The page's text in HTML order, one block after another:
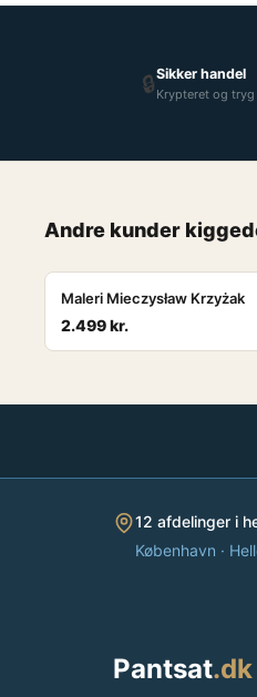
🔒Sikker handel
Krypteret og tryg
Andre kunder
Maleri Mieczysław Krzyżak
2.499 kr.
12 afdelinger i
København ·
Pantsat.dk